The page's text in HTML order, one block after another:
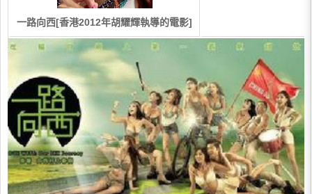
一路向西[香港2012年胡耀輝執導的電影]